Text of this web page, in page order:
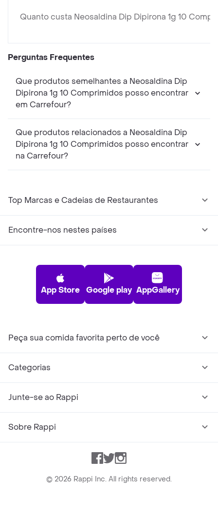
Quanto custa Neosaldina Dip Dipirona 1g 10
Perguntas Frequentes
Que produtos semelhantes a Neosaldina Dip
Dipirona 1g 10 Comprimidos posso encontrar
em Carrefour?
Que produtos relacionados a Neosaldina Dip
Dipirona 1g 10 Comprimidos posso encontrar
na Carrefour?
Top Marcas e Cadeias de Restaurantes
Encontre-nos nestes países
App Store Google play AppGallery
Peça sua comida favorita perto de você
Categorias
Junte-se ao Rappi
Sobre Rappi
Facebook
TwitterInstagram
© 2026 Rappi Inc. All rights reserved.